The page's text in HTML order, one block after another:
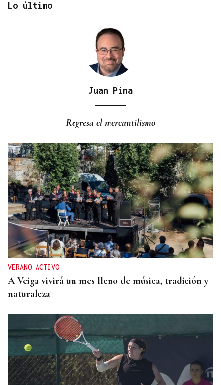
atrincherado en su vivienda
Lo último
Juan Pina
Regresa el mercantilismo
VERANO ACTIVO
A Veiga vivirá un mes lleno de música, tradición y
naturaleza